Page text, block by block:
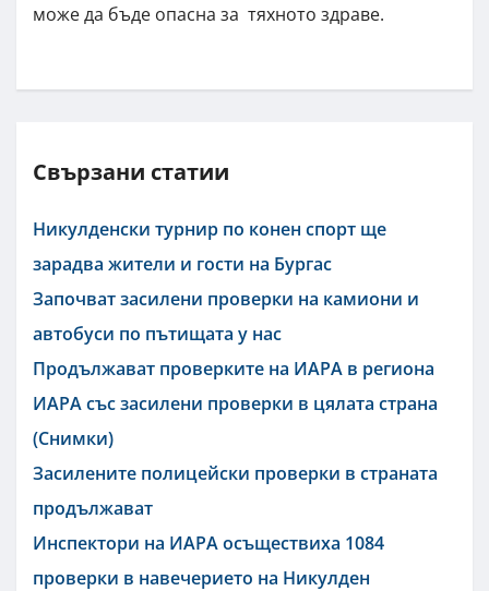
може да бъде опасна за тяхното здраве.
Свързани статии
Никулденски турнир по конен спорт ще
зарадва жители и гости на Бургас
Започват засилени проверки на камиони и
автобуси по пътищата у нас
Продължават проверките на ИАРА в региона
ИАРА със засилени проверки в цялата страна
(Снимки)
Засилените полицейски проверки в страната
продължават
Инспектори на ИАРА осъществиха 1084
проверки в навечерието на Никулден